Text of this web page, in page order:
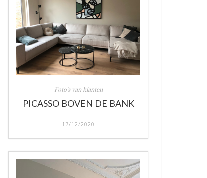
Foto's van klanten
PICASSO BOVEN DE BANK
17/12/2020